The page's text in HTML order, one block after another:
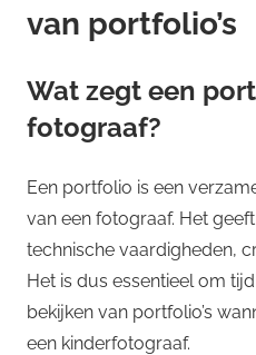
van portfolio’s
Wat zegt een
fotograaf?
Een portfolio is een
van een fotograaf. Het
technische vaardigheden,
Het is dus essentieel om
bekijken van portfolio’s
een kinderfotograaf.